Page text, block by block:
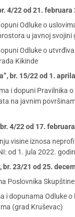
4/22 od 21.
Odluke o
u javnoj svojini
Odluke o
Kikinde
br. 15/22 od 1.
i dopuni Pravilnika
na javnim
4/22 od 17.
visine iznosa
od 1. jula 2022.
br. 23/21 od 25.
Poslovnika
i dopunama Odluke o
(grad Kruševac)